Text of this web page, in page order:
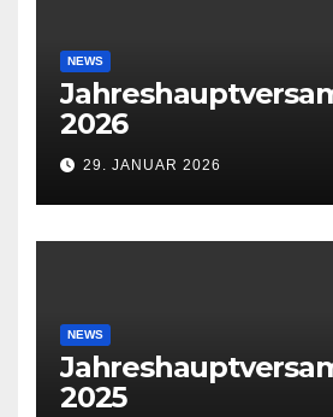
NEWS
2026
29. JANUAR 2026
NEWS
2025